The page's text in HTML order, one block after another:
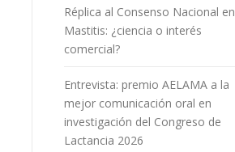
Réplica al Consenso Nacional en
Mastitis: ¿ciencia o interés
comercial?
Entrevista: premio AELAMA a la
mejor comunicación oral en
investigación del Congreso de
Lactancia 2026